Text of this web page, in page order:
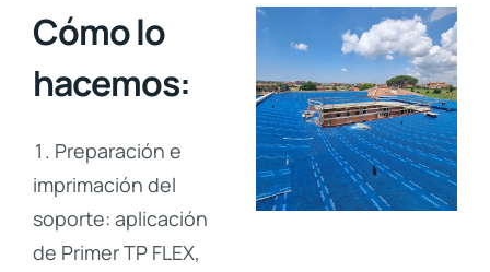
Cómo lo
hacemos:
Preparación e
imprimación del
soporte: aplicación
de Primer TP FLEX,